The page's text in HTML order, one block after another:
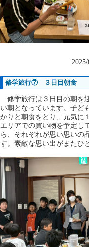
修学旅行⑦ ３日目朝食
修学旅行は３日目の朝を
い朝となっています。子ど
かりと朝食をとり、元気に
エリアでの買い物を予定し
ら、それぞれが思い思いの
す。素敵な思い出がまたひ